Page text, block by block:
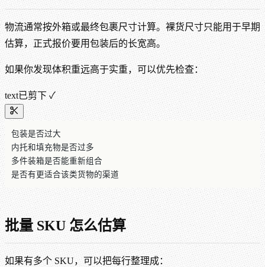
物流通常按外箱或最终包裹尺寸计算。裸货尺寸只能用于早期
估算，正式报价要用包装后的长宽高。
如果你发现体积重远高于实重，可以优先检查：
text已剪下 ✓
包装是否过大
内托和填充物是否过多
多件装箱是否能重新组合
是否有更适合该类货物的渠道
批量 SKU 怎么估算
如果有多个 SKU，可以把每行整理成：